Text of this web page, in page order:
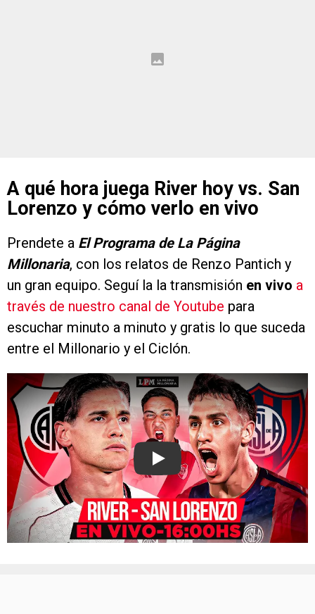
A qué hora juega River hoy vs. San
Lorenzo y cómo verlo en vivo
Prendete a El Programa de La Página
Millonaria, con los relatos de Renzo Pantich y
un gran equipo. Seguí la la transmisión en vivo a
través de nuestro canal de Youtube para
escuchar minuto a minuto y gratis lo que suceda
entre el Millonario y el Ciclón.
Play